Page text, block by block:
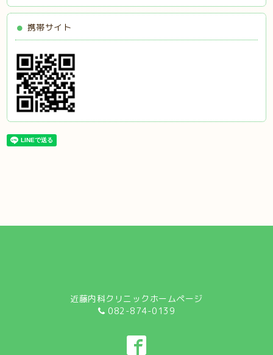
携帯サイト
近藤内科クリニックホームページ
082-874-0139